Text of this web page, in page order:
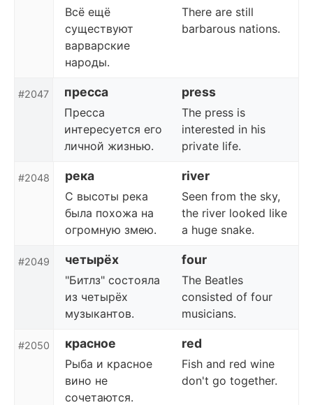
Всё ещё
существуют
варварские
народы.
There are still
barbarous nations.
#2047 пресса press
Пресса
интересуется его
личной жизнью.
The press is
interested in his
private life.
#2048 река river
С высоты река
была похожа на
огромную змею.
Seen from the sky,
the river looked like
a huge snake.
#2049 четырёх four
"Битлз" состояла
из четырёх
музыкантов.
The Beatles
consisted of four
musicians.
#2050 красное red
Рыба и красное
вино не
сочетаются.
Fish and red wine
don't go together.